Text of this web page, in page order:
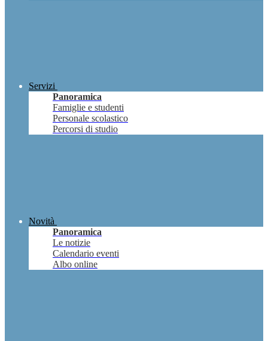
Servizi
Panoramica
Famiglie e studenti
Personale scolastico
Percorsi di studio
Novità
Panoramica
Le notizie
Calendario eventi
Albo online